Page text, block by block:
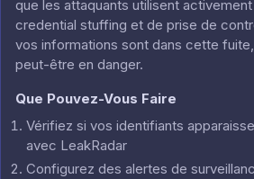
que les attaquants utilisent
credential stuffing et de prise de
vos informations sont dans cette
peut-être en danger.
Que Pouvez-Vous Faire
Vérifiez si vos identifiants
avec LeakRadar
Configurez des alertes de